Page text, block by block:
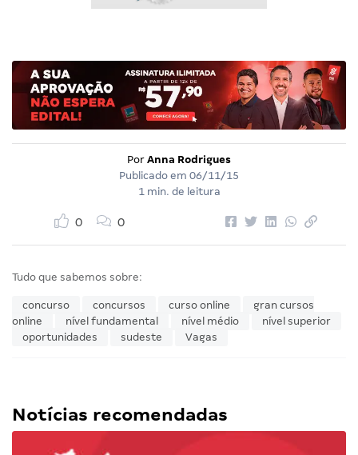
Por Anna Rodrigues
Publicado em 06/11/15
1 min. de leitura
0 0
Tudo que sabemos sobre:
concurso concursos curso online
gran cursos
online
nível fundamental nível médio
nível superior
oportunidades
sudeste Vagas
Notícias recomendadas